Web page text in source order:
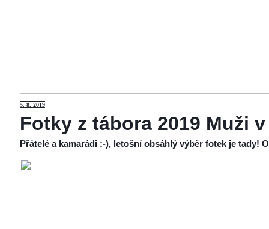
5. 8. 2019
Fotky z tábora 2019 Muži
Přátelé a kamarádi :-), letošní obsáhlý výběr fotek je tady!